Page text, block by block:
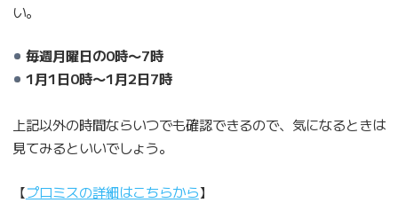
い。
毎週月曜日の0時〜7時
1月1日0時〜1月2日7時
上記以外の時間ならいつでも確認できるので、気になるときは
見てみるといいでしょう。
【プロミスの詳細はこちらから】